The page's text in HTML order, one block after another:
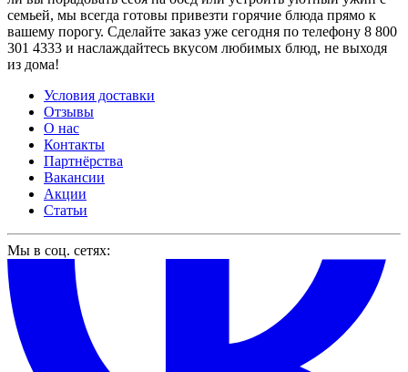
семьей, мы всегда готовы привезти горячие блюда прямо к
вашему порогу. Сделайте заказ уже сегодня по телефону 8 800
301 4333 и наслаждайтесь вкусом любимых блюд, не выходя
из дома!
Условия доставки
Отзывы
О нас
Контакты
Партнёрства
Вакансии
Акции
Статьи
Мы в соц. сетях: